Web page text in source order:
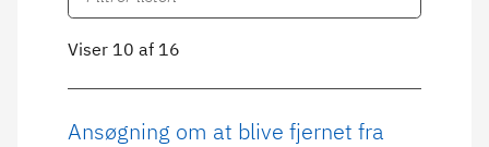
Viser 10 af 16
Ansøgning om at blive fjernet fra